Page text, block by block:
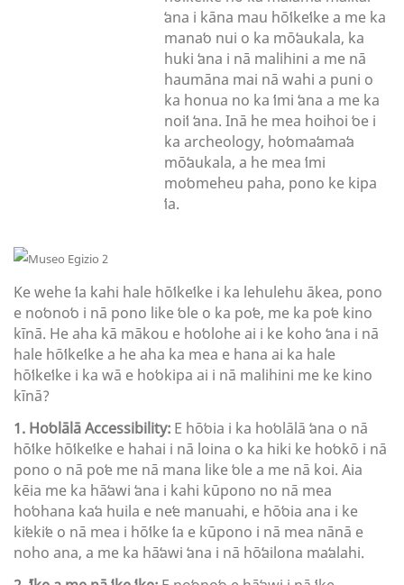
ʻana i kāna mau hōʻikeʻike a me ka
manaʻo nui o ka mōʻaukala, ka
huki ʻana i nā malihini a me nā
haumāna mai nā wahi a puni o
ka honua no ka ʻimi ʻana a me ka
noiʻi ʻana. Inā he mea hoihoi ʻoe i
ka archeology, hoʻomaʻamaʻa
mōʻaukala, a he mea ʻimi
moʻomeheu paha, pono ke kipa
ʻia.
Ke wehe ʻia kahi hale hōʻikeʻike i ka lehulehu ākea, pono
e noʻonoʻo i nā pono like ʻole o ka poʻe, me ka poʻe kino
kīnā. He aha kā mākou e hoʻolohe ai i ke koho ʻana i nā
hale hōʻikeʻike a he aha ka mea e hana ai ka hale
hōʻikeʻike i ka wā e hoʻokipa ai i nā malihini me ke kino
kīnā?
1. Hoʻolālā Accessibility: E hōʻoia i ka hoʻolālā ʻana o nā
hōʻike hōʻikeʻike e hahai i nā loina o ka hiki ke hoʻokō i nā
pono o nā poʻe me nā mana like ʻole a me nā koi. Aia
kēia me ka hāʻawi ʻana i kahi kūpono no nā mea
hoʻohana kaʻa huila e neʻe manuahi, e hōʻoia ana i ke
kiʻekiʻe o nā mea i hōʻike ʻia e kūpono i nā mea nānā e
noho ana, a me ka hāʻawi ʻana i nā hōʻailona maʻalahi.